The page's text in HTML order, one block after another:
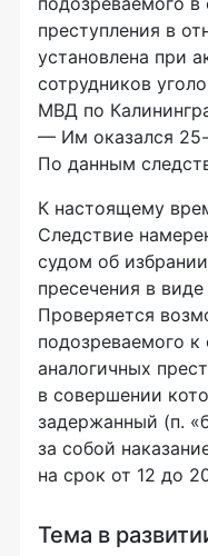
преступления в
установлена при
сотрудников
МВД по
— Им оказался
По данным
К настоящему
Следствие
судом об
пресечения в
Проверяется
подозреваемого
аналогичных
в совершении
задержанный (п.
за собой
на срок от 12 до
Тема в